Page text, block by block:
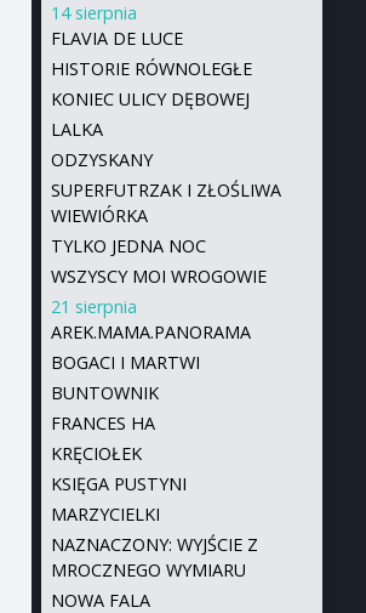
14 sierpnia
FLAVIA DE LUCE
HISTORIE RÓWNOLEGŁE
KONIEC ULICY DĘBOWEJ
LALKA
ODZYSKANY
SUPERFUTRZAK I ZŁOŚLIWA
WIEWIÓRKA
TYLKO JEDNA NOC
WSZYSCY MOI WROGOWIE
21 sierpnia
AREK.MAMA.PANORAMA
BOGACI I MARTWI
BUNTOWNIK
FRANCES HA
KRĘCIOŁEK
KSIĘGA PUSTYNI
MARZYCIELKI
NAZNACZONY: WYJŚCIE Z
MROCZNEGO WYMIARU
NOWA FALA